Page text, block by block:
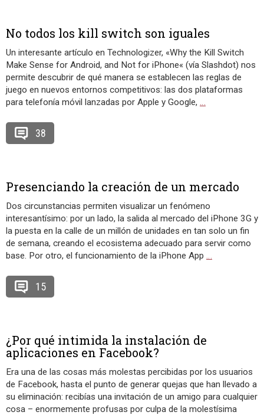
No todos los kill switch son iguales
Un interesante artículo en Technologizer, «Why the Kill Switch
Make Sense for Android, and Not for iPhone« (vía Slashdot) nos
permite descubrir de qué manera se establecen las reglas de
juego en nuevos entornos competitivos: las dos plataformas
para telefonía móvil lanzadas por Apple y Google, …
38
Presenciando la creación de un mercado
Dos circunstancias permiten visualizar un fenómeno
interesantísimo: por un lado, la salida al mercado del iPhone 3G y
la puesta en la calle de un millón de unidades en tan solo un fin
de semana, creando el ecosistema adecuado para servir como
base. Por otro, el funcionamiento de la iPhone App …
15
¿Por qué intimida la instalación de
aplicaciones en Facebook?
Era una de las cosas más molestas percibidas por los usuarios
de Facebook, hasta el punto de generar quejas que han llevado a
su eliminación: recibías una invitación de un amigo para cualquier
cosa – enormemente profusas por culpa de la molestísima